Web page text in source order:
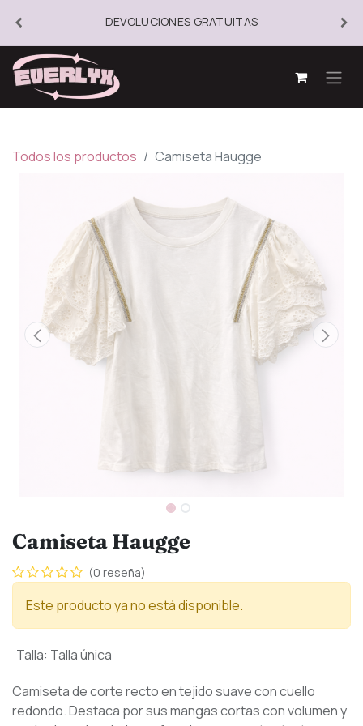
DEVOLUCIONES GRATUITAS
Todos los productos Camiseta Haugge
Camiseta Haugge
(0 reseña)
Este producto ya no está disponible.
Talla: Talla única
Camiseta de corte recto en tejido suave con cuello
redondo. Destaca por sus mangas cortas con volumen y